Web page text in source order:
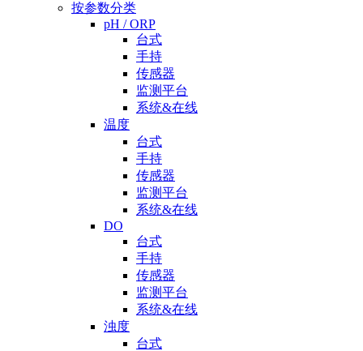
按参数分类
pH / ORP
台式
手持
传感器
监测平台
系统&在线
温度
台式
手持
传感器
监测平台
系统&在线
DO
台式
手持
传感器
监测平台
系统&在线
浊度
台式